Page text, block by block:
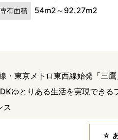
専有面積 54m2～92.27m2
・東京メトロ東西線始発「三
ゆとりある生活を実現できる
ス